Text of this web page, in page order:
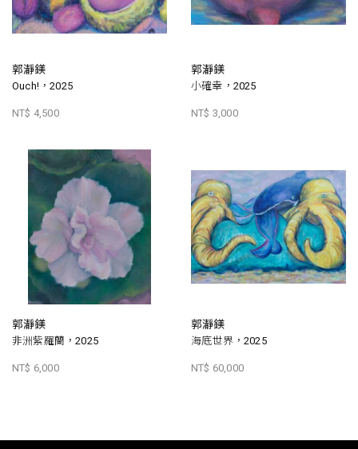
郭瀞鎂
Ouch!，2025
NT$ 4,500
郭瀞鎂
小確幸，2025
NT$ 3,000
郭瀞鎂
非洲紫羅蘭，2025
NT$ 6,000
郭瀞鎂
海底世界，2025
NT$ 60,000